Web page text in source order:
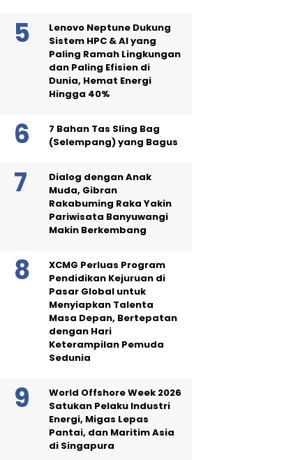
Lenovo Neptune Dukung
Sistem HPC & AI yang
Paling Ramah Lingkungan
dan Paling Efisien di
Dunia, Hemat Energi
Hingga 40%
7 Bahan Tas Sling Bag
(Selempang) yang Bagus
Dialog dengan Anak
Muda, Gibran
Rakabuming Raka Yakin
Pariwisata Banyuwangi
Makin Berkembang
XCMG Perluas Program
Pendidikan Kejuruan di
Pasar Global untuk
Menyiapkan Talenta
Masa Depan, Bertepatan
dengan Hari
Keterampilan Pemuda
Sedunia
World Offshore Week 2026
Satukan Pelaku Industri
Energi, Migas Lepas
Pantai, dan Maritim Asia
di Singapura